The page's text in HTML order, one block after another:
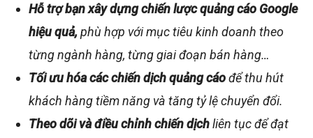
Hỗ trợ bạn xây dựng chiến lược quảng cáo Google
hiệu quả,phù hợp với mục tiêu kinh doanh theo
từng ngành hàng, từng giai đoạn bán hàng…
Tối ưu hóa các chiến dịch quảng cáođể thu hút
khách hàng tiềm năng và tăng tỷ lệ chuyển đổi.
Theo dõi và điều chỉnh chiến dịchliên tục để đạt